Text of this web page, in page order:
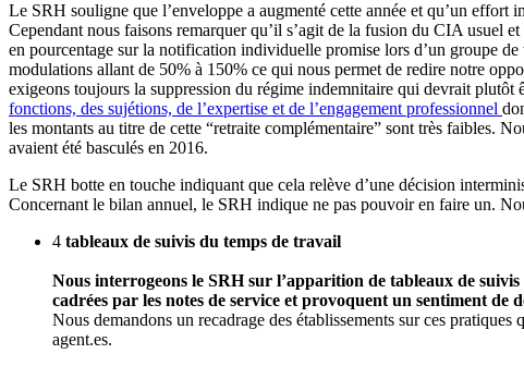
Le SRH souligne que l’enveloppe a augmenté cette année et qu’un effort
Cependant nous faisons remarquer qu’il s’agit de la fusion du CIA usuel
en pourcentage sur la notification individuelle promise lors d’un groupe de
modulations allant de 50% à 150% ce qui nous permet de redire notre
exigeons toujours la suppression du régime indemnitaire qui devrait
fonctions, des sujétions, de l’expertise et de l’engagement professionnel
les montants au titre de cette “retraite complémentaire” sont très faibles.
avaient été basculés en 2016.
Le SRH botte en touche indiquant que cela relève d’une décision
Concernant le bilan annuel, le SRH indique ne pas pouvoir en faire un.
4 tableaux de suivis du temps de travail
Nous interrogeons le SRH sur l’apparition de tableaux de
cadrées par les notes de service et provoquent un sentiment de
Nous demandons un recadrage des établissements sur ces
agent.es.